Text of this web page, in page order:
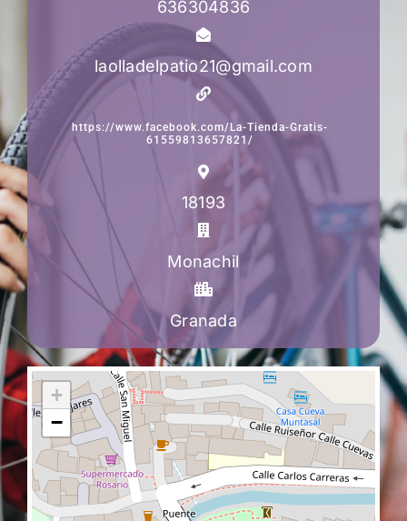
636304836
laolladelpatio21@gmail.com
https://www.facebook.com/La-Tienda-Gratis-
61559813657821/
18193
Monachil
Granada
+
−